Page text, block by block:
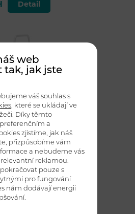
Detail
do boku
web
tak, jak jste
váš souhlas s
, které se ukládají ve
Díky těmto
a
zjistíme, jak náš
přizpůsobíme vám
a nebudeme vás
reklamou.
pouze s
pro fungování
nám dodávají energii